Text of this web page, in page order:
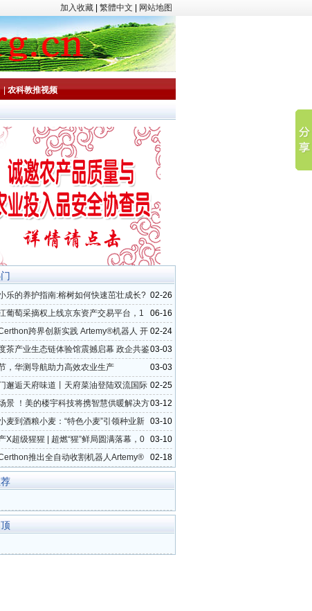
加入收藏 繁體中文 网站地图
|农科教推视频
02-26
乐的养护指南:榕树如何快速茁壮成长?
06-16
葡萄采摘权上线京东资产交易平台，1
造电商助农新模式
02-24
跨界创新实践 Artemy®机器人 开
厂化时代
03-03
茶产业生态链体验馆震撼启幕 政企共鉴
态
03-03
，华测导航助力高效农业生产
02-25
邂逅天府味道丨天府菜油登陆双流国际
位
03-12
景 ！美的楼宇科技将携智慧供暖解决方
中国热泵展
03-10
麦到酒粮小麦：“特色小麦”引领种业新
03-10
X超级猩猩 | 超燃“猩”鲜局圆满落幕，0
解锁轻食健身新体验
02-18
推出全自动收割机器人Artemy®
可持续发展